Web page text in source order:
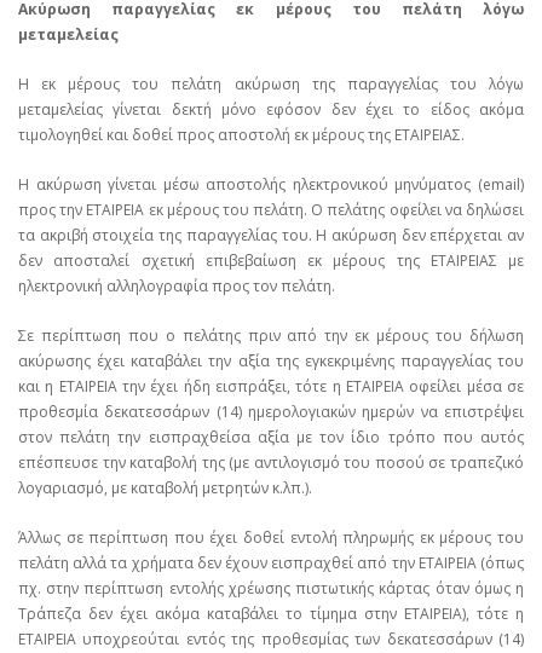
Ακύρωση παραγγελίας εκ μέρους του πελάτη λόγω
μεταμελείας
Η εκ μέρους του πελάτη ακύρωση της παραγγελίας του λόγω
μεταμελείας γίνεται δεκτή μόνο εφόσον δεν έχει το είδος ακόμα
τιμολογηθεί και δοθεί προς αποστολή εκ μέρους της ΕΤΑΙΡΕΙΑΣ.
Η ακύρωση γίνεται μέσω αποστολής ηλεκτρονικού μηνύματος (email)
προς την ΕΤΑΙΡΕΙΑ εκ μέρους του πελάτη. Ο πελάτης οφείλει να δηλώσει
τα ακριβή στοιχεία της παραγγελίας του. Η ακύρωση δεν επέρχεται αν
δεν αποσταλεί σχετική επιβεβαίωση εκ μέρους της ΕΤΑΙΡΕΙΑΣ με
ηλεκτρονική αλληλογραφία προς τον πελάτη.
Σε περίπτωση που ο πελάτης πριν από την εκ μέρους του δήλωση
ακύρωσης έχει καταβάλει την αξία της εγκεκριμένης παραγγελίας του
και η ΕΤΑΙΡΕΙΑ την έχει ήδη εισπράξει, τότε η ΕΤΑΙΡΕΙΑ οφείλει μέσα σε
προθεσμία δεκατεσσάρων (14) ημερολογιακών ημερών να επιστρέψει
στον πελάτη την εισπραχθείσα αξία με τον ίδιο τρόπο που αυτός
επέσπευσε την καταβολή της (με αντιλογισμό του ποσού σε τραπεζικό
λογαριασμό, με καταβολή μετρητών κ.λπ.).
Άλλως σε περίπτωση που έχει δοθεί εντολή πληρωμής εκ μέρους του
πελάτη αλλά τα χρήματα δεν έχουν εισπραχθεί από την ΕΤΑΙΡΕΙΑ (όπως
πχ. στην περίπτωση εντολής χρέωσης πιστωτικής κάρτας όταν όμως η
Τράπεζα δεν έχει ακόμα καταβάλει το τίμημα στην ΕΤΑΙΡΕΙΑ), τότε η
ΕΤΑΙΡΕΙΑ υποχρεούται εντός της προθεσμίας των δεκατεσσάρων (14)